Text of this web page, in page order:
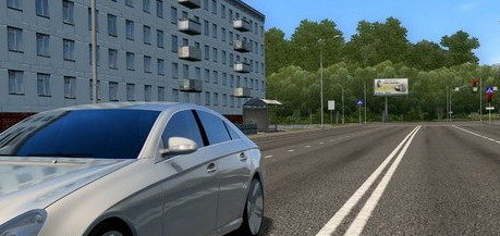
KINGDOM COME:
DELIVERANCE
бродилка
KENSHI
экшн